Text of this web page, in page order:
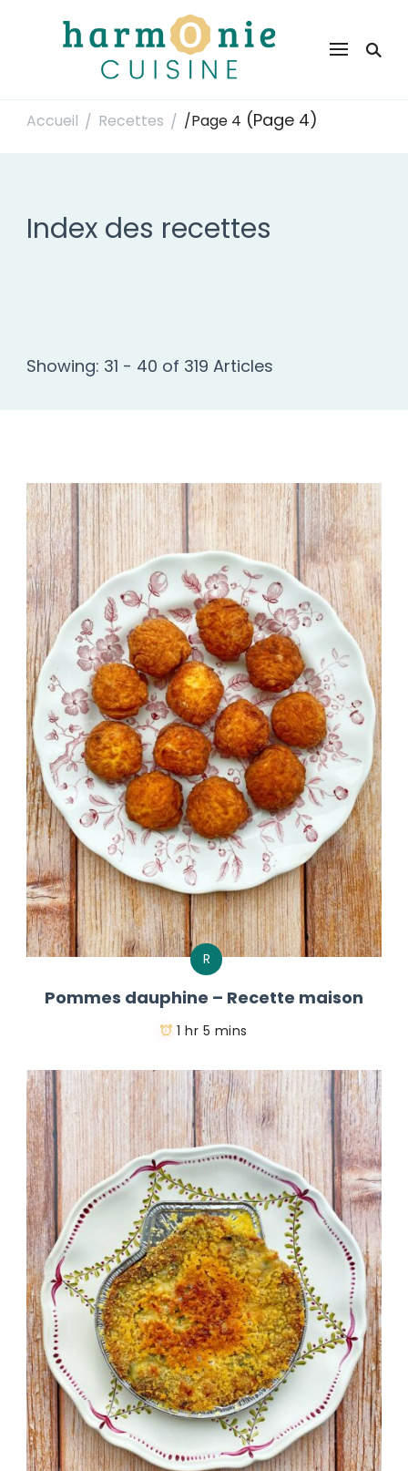
Harmonie Cuisine
Accueil / Recettes / /Page 4 (Page 4)
Index des recettes
Showing: 31 - 40 of 319 Articles
R
Pommes dauphine – Recette maison
1 hr 5 mins